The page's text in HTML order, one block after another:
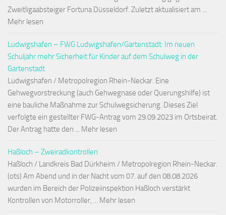
Zweitligaabsteiger Fortuna Düsseldorf. Zuletzt aktualisiert am ...
Mehr lesen
Ludwigshafen – FWG Ludwigshafen/Gartenstadt: Im neuen
Schuljahr mehr Sicherheit für Kinder auf dem Schulweg in der
Gartenstadt
Ludwigshafen / Metropolregion Rhein-Neckar. Eine
Gehwegvorstreckung (auch Gehwegnase oder Querungshilfe) ist
eine bauliche Maßnahme zur Schulwegsicherung. Dieses Ziel
verfolgte ein gestellter FWG-Antrag vom 29.09.2023 im Ortsbeirat.
Der Antrag hatte den ... Mehr lesen
Haßloch – Zweiradkontrollen
Haßloch / Landkreis Bad Dürkheim / Metropolregion Rhein-Neckar.
(ots) Am Abend und in der Nacht vom 07. auf den 08.08.2026
wurden im Bereich der Polizeiinspektion Haßloch verstärkt
Kontrollen von Motorroller, ... Mehr lesen